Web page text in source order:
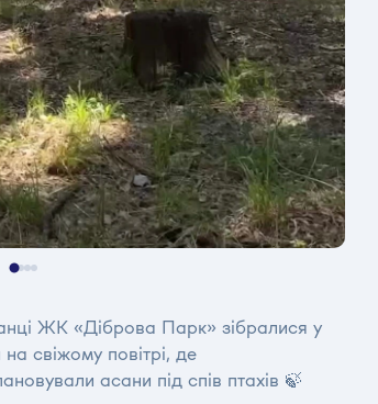
ЖК «Діброва Парк» зібралися у
свіжому повітрі, де
асани під спів птахів 🍃